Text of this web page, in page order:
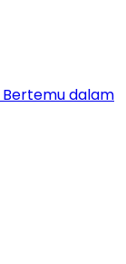
Bertemu dalam